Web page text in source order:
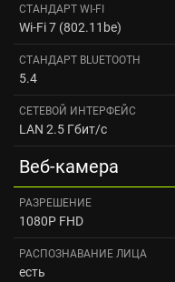
CТАНДАРТ WI‑FI
Wi-Fi 7 (802.11be)
CТАНДАРТ BLUETOOTH
5.4
СЕТЕВОЙ ИНТЕРФЕЙС
LAN 2.5 Гбит/с
Веб-камера
РАЗРЕШЕНИЕ
1080P FHD
РАСПОЗНАВАНИЕ ЛИЦА
есть